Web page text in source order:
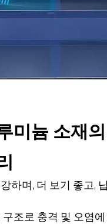
미늄 소재
하며, 더 보기 좋고,
구조로 충격 및 오염